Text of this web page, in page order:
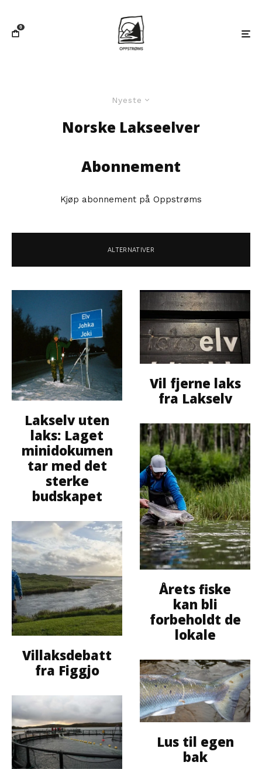
0
Nyeste
Norske Lakseelver
Abonnement
Kjøp abonnement på Oppstrøms
ALTERNATIVER
Lakselv uten
laks: Laget
minidokumen
tar med det
sterke
budskapet
Villaksdebatt
fra Figgjo
Vil fjerne laks
fra Lakselv
Årets fiske
kan bli
forbeholdt de
lokale
Lus til egen
bak